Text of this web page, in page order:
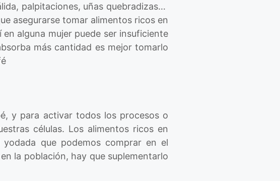
palpitaciones, uñas quebradizas…
asegurarse tomar alimentos ricos en
alguna mujer puede ser insuficiente
más cantidad es mejor tomarlo
y para activar todos los procesos o
células. Los alimentos ricos en
que podemos comprar en el
la población, hay que suplementarlo